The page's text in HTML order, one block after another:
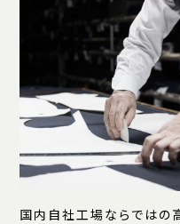
国内自社工場ならではの